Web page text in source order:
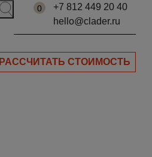
0
+7 812 449 20 40
hello@clader.ru
РАССЧИТАТЬ СТОИМОСТЬ